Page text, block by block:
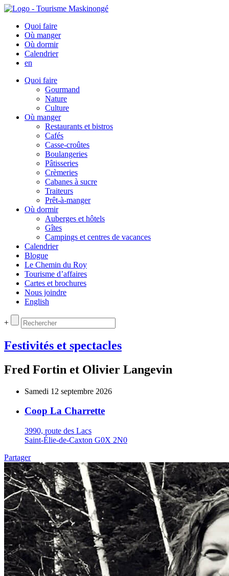
Quoi faire
Où manger
Où dormir
Calendrier
en
Quoi faire
Gourmand
Nature
Culture
Où manger
Restaurants et bistros
Cafés
Casse-croûtes
Boulangeries
Pâtisseries
Crèmeries
Cabanes à sucre
Traiteurs
Prêt-à-manger
Où dormir
Auberges et hôtels
Gîtes
Campings et centres de vacances
Calendrier
Blogue
Le Chemin du Roy
Tourisme d’affaires
Cartes et brochures
Nous joindre
English
+
Festivités et spectacles
Fred Fortin et Olivier Langevin
Samedi 12 septembre 2026
Coop La Charrette
3990, route des Lacs
Saint-Élie-de-Caxton G0X 2N0
Partager